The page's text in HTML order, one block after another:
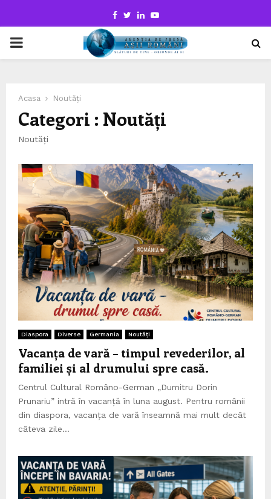
Facebook
TwitterLinkedinYoutube
PRIMARY
Acasa Noutăți
Categori : Noutăți
Noutăți
Diaspora Diverse Germania Noutăți
Vacanța de vară – timpul revederilor, al
familiei și al drumului spre casă.
Centrul Cultural Româno-German „Dumitru Dorin
Prunariu” intră în vacanță în luna august. Pentru românii
din diaspora, vacanța de vară înseamnă mai mult decât
câteva zile...